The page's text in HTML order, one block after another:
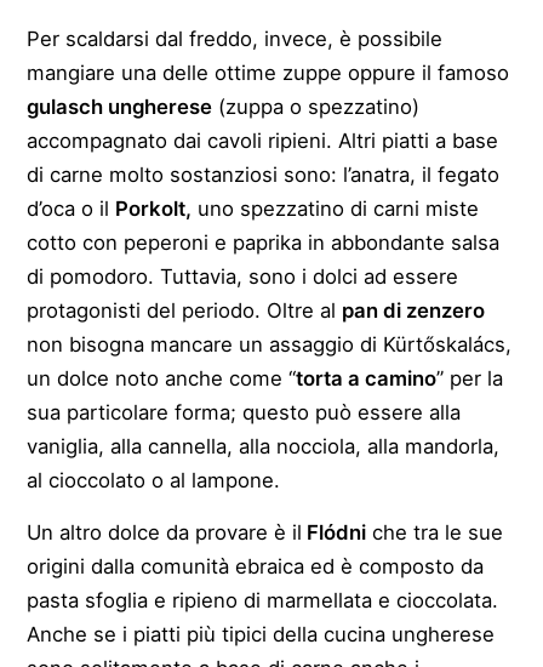
Per scaldarsi dal freddo, invece, è possibile
mangiare una delle ottime zuppe oppure il famoso
gulasch ungherese (zuppa o spezzatino)
accompagnato dai cavoli ripieni. Altri piatti a base
di carne molto sostanziosi sono: l’anatra, il fegato
d’oca o il Porkolt, uno spezzatino di carni miste
cotto con peperoni e paprika in abbondante salsa
di pomodoro. Tuttavia, sono i dolci ad essere
protagonisti del periodo. Oltre al pan di zenzero
non bisogna mancare un assaggio di Kürtőskalács,
un dolce noto anche come “torta a camino” per la
sua particolare forma; questo può essere alla
vaniglia, alla cannella, alla nocciola, alla mandorla,
al cioccolato o al lampone.
Un altro dolce da provare è il Flódni che tra le sue
origini dalla comunità ebraica ed è composto da
pasta sfoglia e ripieno di marmellata e cioccolata.
Anche se i piatti più tipici della cucina ungherese